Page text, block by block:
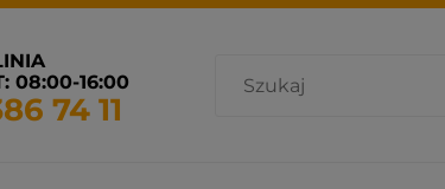
08:00-16:00
74 11